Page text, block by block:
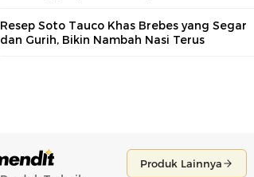
Resep Soto Tauco Khas Brebes yang Segar
dan Gurih, Bikin Nambah Nasi Terus